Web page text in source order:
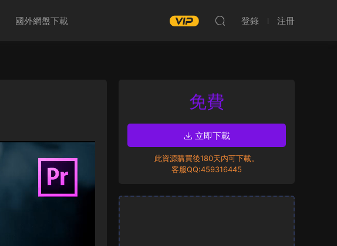
國外網盤下載 登錄 注冊
免費
立即下載
此資源購買後180天内可下載。
客服QQ:459316445